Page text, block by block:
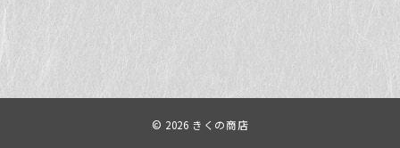
© 2026 きくの商店